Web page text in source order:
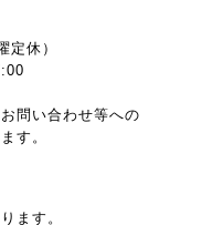
休）
問い合わせ等への
す。
ます。